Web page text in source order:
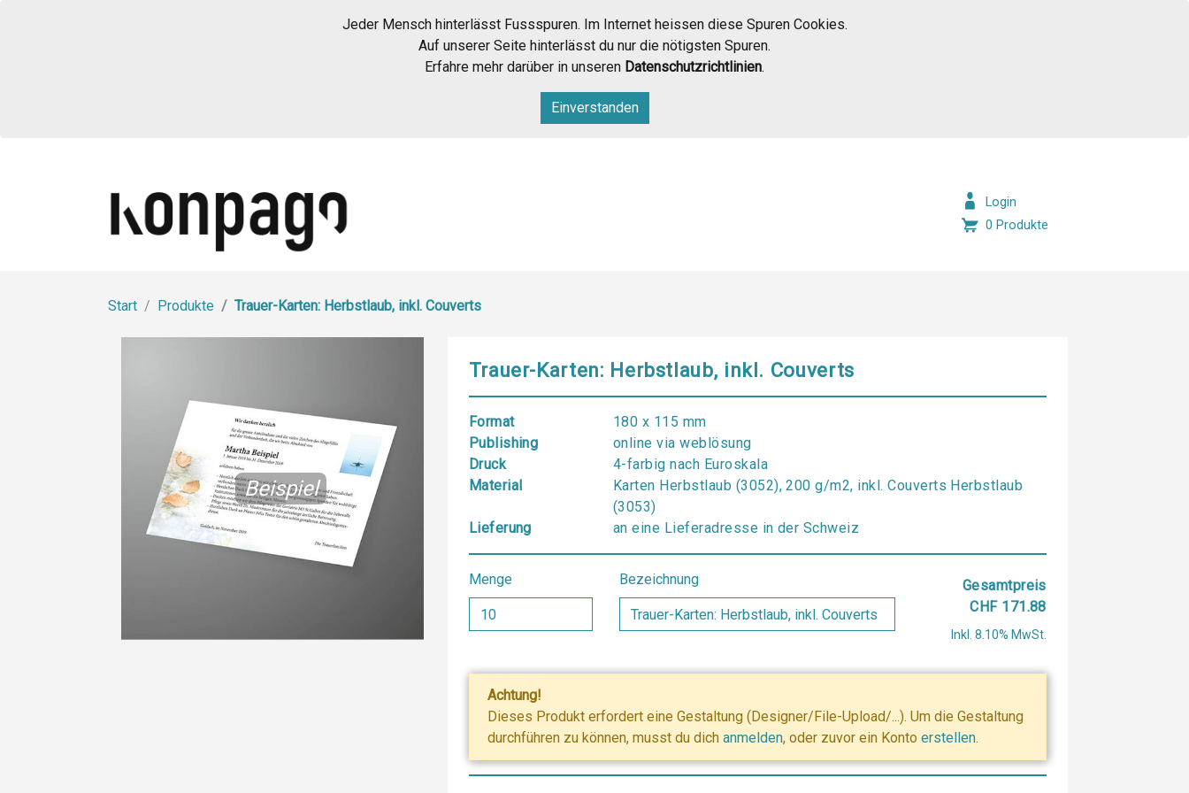
Jeder Mensch hinterlässt Fussspuren. Im Internet heissen diese Spuren Cookies.
Auf unserer Seite hinterlässt du nur die nötigsten Spuren.
Erfahre mehr darüber in unseren Datenschutzrichtlinien.
Einverstanden
Login
0 Produkte
Start Produkte Trauer-Karten: Herbstlaub, inkl. Couverts
Beispiel
Trauer-Karten: Herbstlaub, inkl. Couverts
Format
180 x 115 mm
Publishing
online via weblösung
Druck
4-farbig nach Euroskala
Material
Karten Herbstlaub (3052), 200 g/m2, inkl. Couverts Herbstlaub
(3053)
Lieferung
an eine Lieferadresse in der Schweiz
Menge Bezeichnung
Gesamtpreis
CHF 171.88
Inkl. 8.10% MwSt.
Achtung!
Dieses Produkt erfordert eine Gestaltung (Designer/File-Upload/...). Um die Gestaltung
durchführen zu können, musst du dich anmelden, oder zuvor ein Konto erstellen.